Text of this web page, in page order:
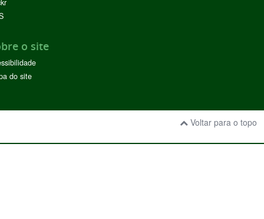
o site
do site
Voltar para o topo